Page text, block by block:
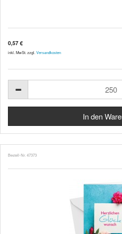
0,57 €
inkl. MwSt. zzgl. Versandkosten
Bestell-Nr. 47373